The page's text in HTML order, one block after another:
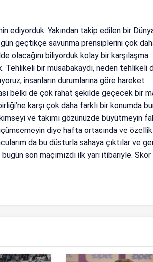
ediyorduk. Yakından takip edilen bir
gün geçtikçe savunma prensiplerini çok
olacağını biliyorduk kolay bir karşılaşma
Tehlikeli bir müsabakaydı, neden tehlikeli
insanların durumlarına göre hareket
belki de çok rahat şekilde geçecek bir
karşı çok daha farklı bir konumda
ve takımı gözünüzde büyütmeyin
diye hafta ortasında ve
da bu düsturla sahaya çıktılar ve
son maçımızdı ilk yarı itibariyle.